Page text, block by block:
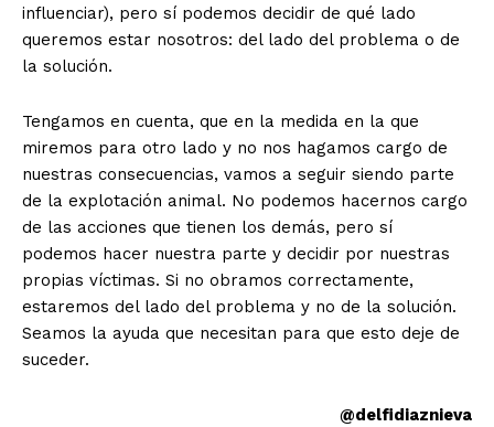
influenciar), pero sí podemos decidir de qué lado
queremos estar nosotros: del lado del problema o de
la solución.
Tengamos en cuenta, que en la medida en la que
miremos para otro lado y no nos hagamos cargo de
nuestras consecuencias, vamos a seguir siendo parte
de la explotación animal. No podemos hacernos cargo
de las acciones que tienen los demás, pero sí
podemos hacer nuestra parte y decidir por nuestras
propias víctimas. Si no obramos correctamente,
estaremos del lado del problema y no de la solución.
Seamos la ayuda que necesitan para que esto deje de
suceder.
@delfidiaznieva